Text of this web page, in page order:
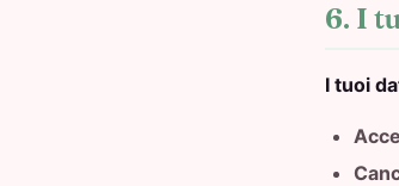
6. I
I tuoi